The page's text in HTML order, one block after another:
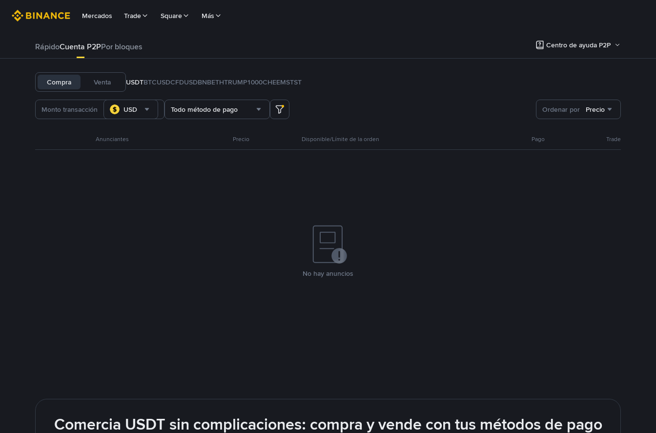
Mercados Trade Square Más
RápidoCuenta P2PPor bloques Centro de ayuda P2P
Compra Venta USDTBTCUSDCFDUSDBNBETHTRUMP1000CHEEMSTST
USD Todo método de pago Ordenar por Precio
Anunciantes Precio Disponible/Límite de la orden Pago Trade
No hay anuncios
Comercia USDT sin complicaciones: compra y vende con tus métodos de pago